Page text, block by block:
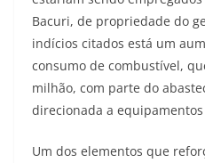
Bacuri, de propriedade do
indícios citados está um
consumo de combustível,
milhão, com parte do
direcionada a
Um dos elementos que